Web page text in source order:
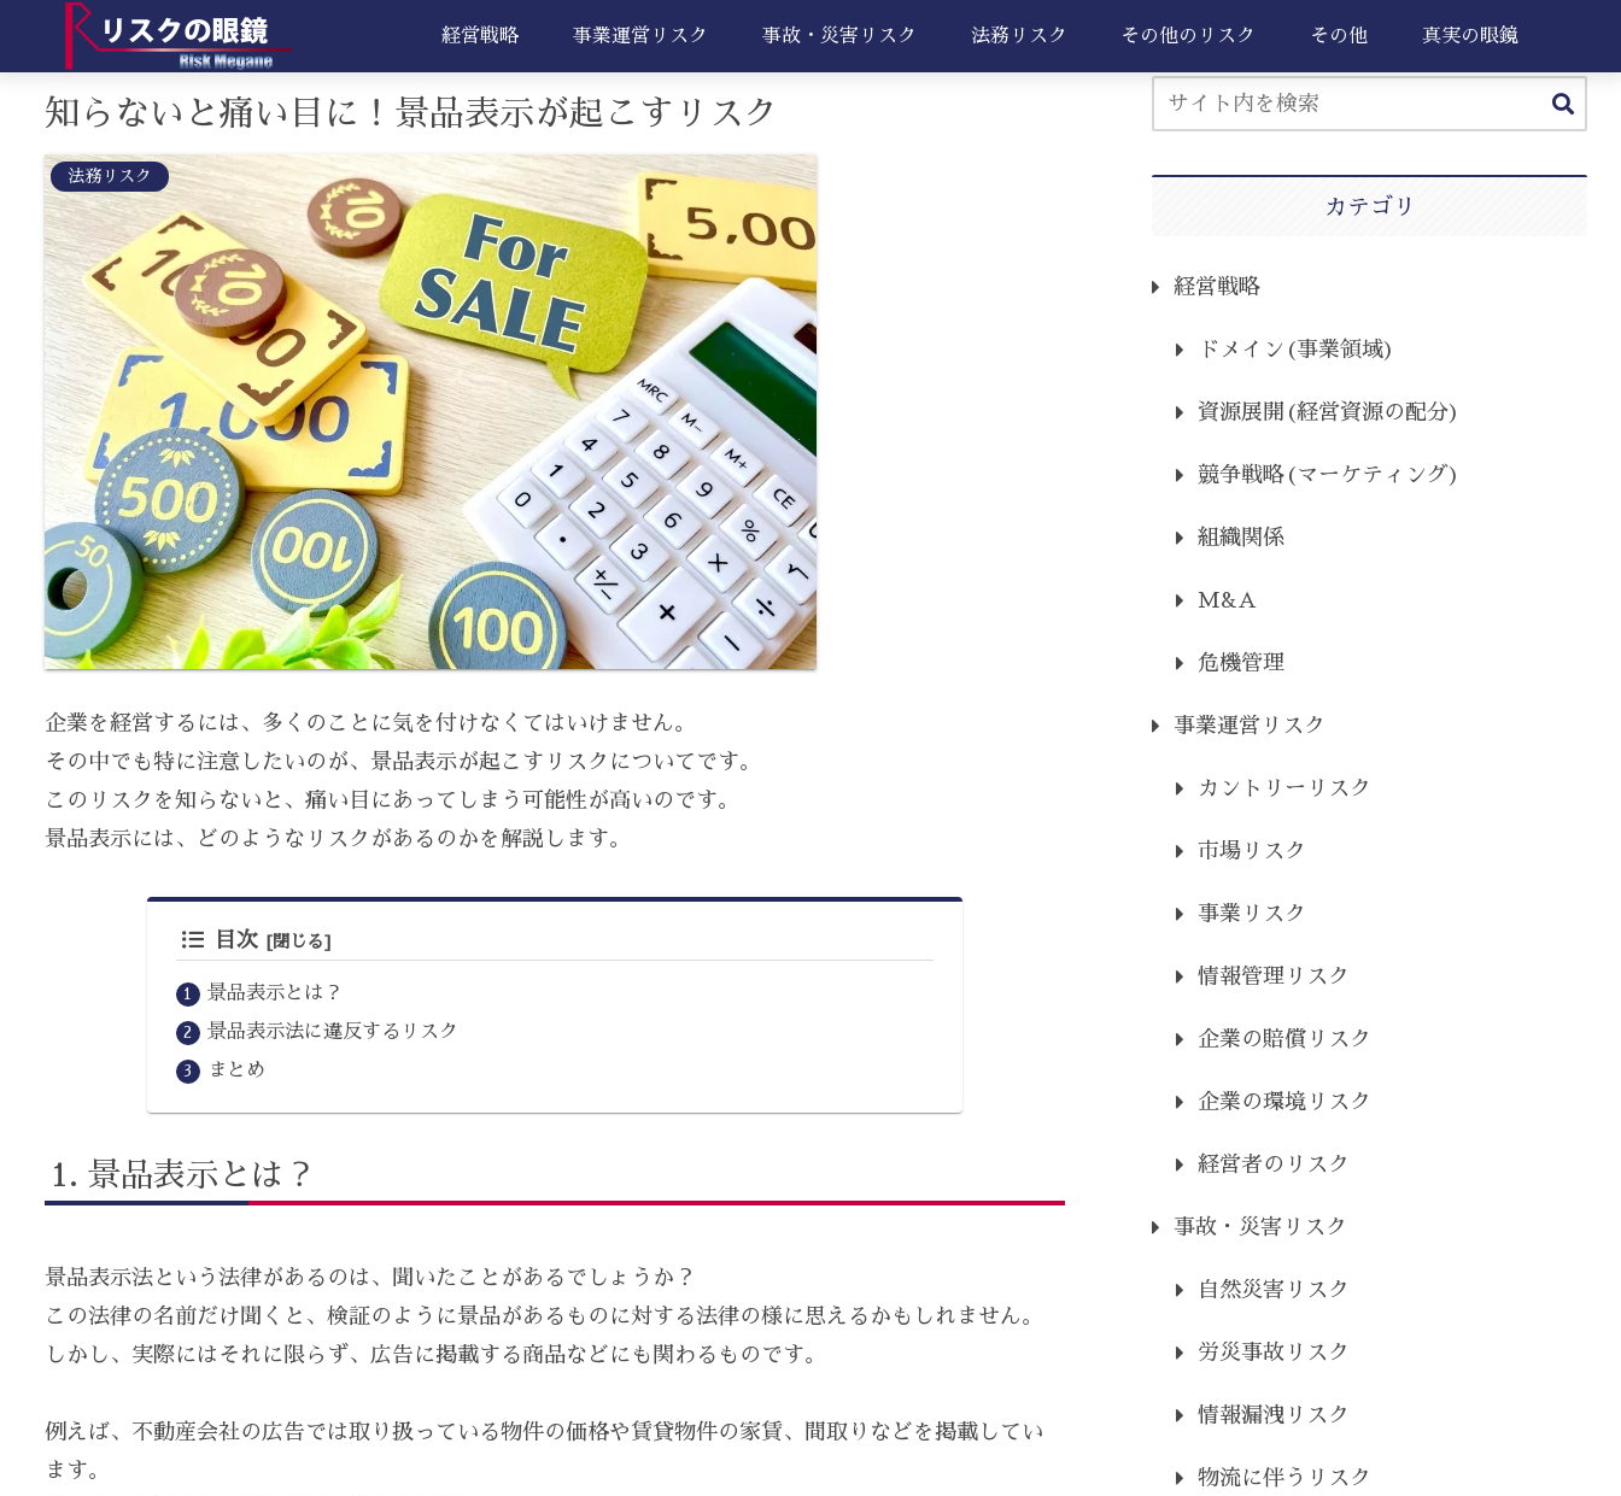
経営戦略 事業運営リスク 事故・災害リスク 法務リスク その他のリスク その他 真実の眼鏡
知らないと痛い目に！景品表示が起こすリスク
法務リスク
企業を経営するには、多くのことに気を付けなくてはいけません。
その中でも特に注意したいのが、景品表示が起こすリスクについてです。
このリスクを知らないと、痛い目にあってしまう可能性が高いのです。
景品表示には、どのようなリスクがあるのかを解説します。
目次
景品表示とは？
景品表示法に違反するリスク
まとめ
景品表示とは？
景品表示法という法律があるのは、聞いたことがあるでしょうか？
この法律の名前だけ聞くと、検証のように景品があるものに対する法律の様に思えるかもしれません。
しかし、実際にはそれに限らず、広告に掲載する商品などにも関わるものです。
例えば、不動産会社の広告では取り扱っている物件の価格や賃貸物件の家賃、間取りなどを掲載してい
ます。
カテゴリ
経営戦略
ドメイン(事業領域)
資源展開(経営資源の配分)
競争戦略(マーケティング)
組織関係
M&A
危機管理
事業運営リスク
カントリーリスク
市場リスク
事業リスク
情報管理リスク
企業の賠償リスク
企業の環境リスク
経営者のリスク
事故・災害リスク
自然災害リスク
労災事故リスク
情報漏洩リスク
物流に伴うリスク